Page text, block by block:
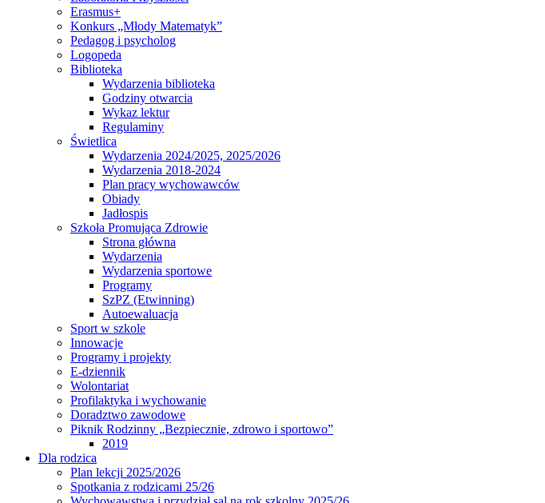
Erasmus+
Konkurs „Młody Matematyk”
Pedagog i psycholog
Logopeda
Biblioteka
Wydarzenia biblioteka
Godziny otwarcia
Wykaz lektur
Regulaminy
Świetlica
Wydarzenia 2024/2025, 2025/2026
Wydarzenia 2018-2024
Plan pracy wychowawców
Obiady
Jadłospis
Szkoła Promująca Zdrowie
Strona główna
Wydarzenia
Wydarzenia sportowe
Programy
SzPZ (Etwinning)
Autoewaluacja
Sport w szkole
Innowacje
Programy i projekty
E-dziennik
Wolontariat
Profilaktyka i wychowanie
Doradztwo zawodowe
Piknik Rodzinny „Bezpiecznie, zdrowo i sportowo”
2019
Dla rodzica
Plan lekcji 2025/2026
Spotkania z rodzicami 25/26